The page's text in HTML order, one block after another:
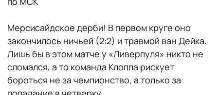
Мерсисайдское дерби! В первом круге оно
закончилось ничьей (2:2) и травмой ван Дейка.
Лишь бы в этом матче у «Ливерпуля» никто не
сломался, а то команда Клоппа рискует
бороться не за чемпионство, а только за